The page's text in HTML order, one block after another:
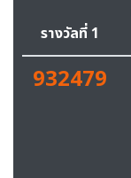
รางวัลที่ 1
932479